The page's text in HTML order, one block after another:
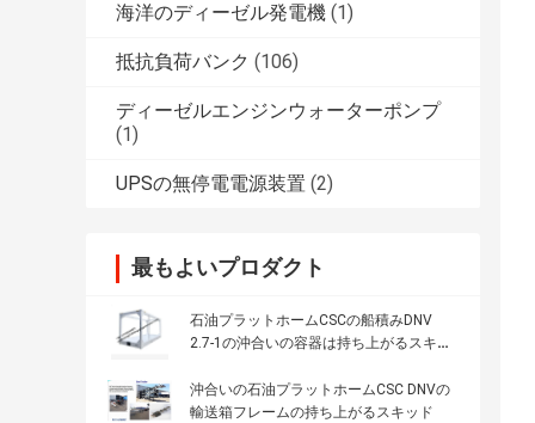
海洋のディーゼル発電機 (1)
抵抗負荷バンク (106)
ディーゼルエンジンウォーターポンプ
(1)
UPSの無停電電源装置 (2)
最もよいプロダクト
石油プラットホームCSCの船積みDNV
2.7-1の沖合いの容器は持ち上がるスキッ
沖合いの石油プラットホームCSC DNVの
輸送箱フレームの持ち上がるスキッド